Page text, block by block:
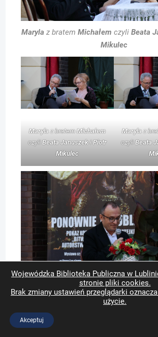
Maryla z bratem Michałem czyli Beata
Mikulec
Marylaz bratemMichałem
czyliBeata JanuszekiPiotr
Mikulec
Marylaz
czyliBeata
Łukasz Jóźwiak jakoJózef
Wojewódzka Biblioteka Publiczna w
stronie pliki cookies.
Brak zmiany ustawień przeglądarki
użycie.
Akceptuj